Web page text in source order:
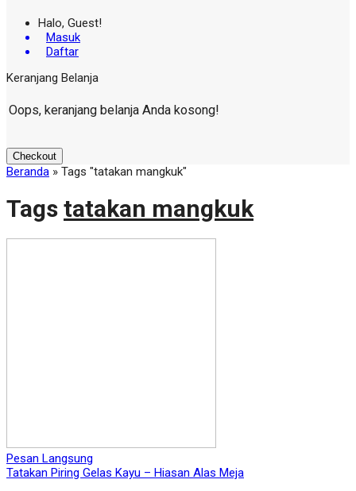
Halo, Guest!
Masuk
Daftar
Keranjang Belanja
Oops, keranjang belanja Anda kosong!
Checkout
Beranda » Tags "tatakan mangkuk"
Tags tatakan mangkuk
Pesan Langsung
Tatakan Piring Gelas Kayu – Hiasan Alas Meja